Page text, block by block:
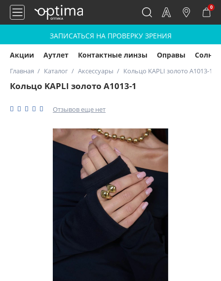
0
ЗАПИСАТЬСЯ НА ПРОВЕРКУ ЗРЕНИЯ
Акции Аутлет Контактные линзы Оправы
Главная Каталог Аксессуары Кольцо KAPLI золото А1013-1
Кольцо KAPLI золото А1013-1
Отзывов еще нет